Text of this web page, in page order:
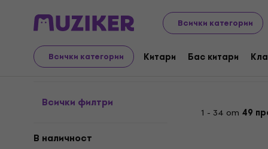
Всички категории
Всички категории Китари Бас китари
Музикални инструменти Струнни Аксесоари за
Цигулка подлакътници
Всички филтри
В наличност
1 - 34 от 49